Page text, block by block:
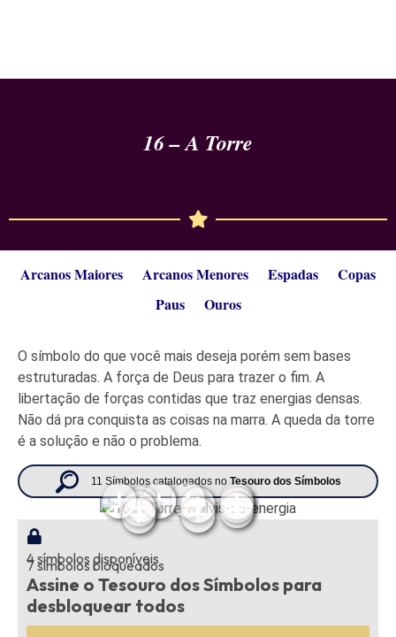
16 – A Torre
Arcanos Maiores Arcanos Menores Espadas
Copas
Paus
Ouros
O símbolo do que você mais deseja porém sem bases
estruturadas. A força de Deus para trazer o fim. A
libertação de forças contidas que traz energias densas.
Não dá pra conquista as coisas na marra. A queda da torre
é a solução e não o problema.
11 Símbolos catalogados no Tesouro dos Símbolos
4 símbolos disponíveis
7 símbolos bloqueados
Assine o Tesouro dos Símbolos para
desbloquear todos